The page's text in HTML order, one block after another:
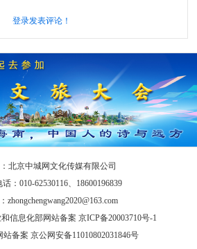
登录发表评论！
北京中城网文化传媒有限公司
：010-62530116、18600196839
zhongchengwang2020@163.com
信息化部网站备案 京ICP备20003710号-1
备案 京公网安备11010802031846号